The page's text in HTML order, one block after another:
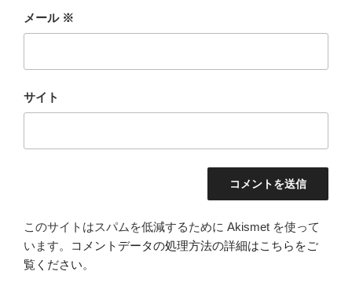
メール ※
サイト
このサイトはスパムを低減するために Akismet を使って
います。
コメントデータの処理方法の詳細はこちらをご
覧ください。